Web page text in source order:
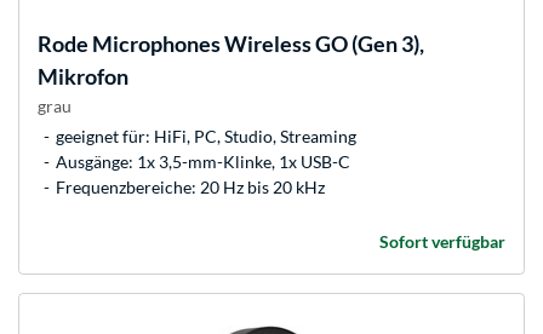
Rode MicrophonesWireless GO (Gen 3),
Mikrofon
grau
geeignet für: HiFi, PC, Studio, Streaming
Ausgänge: 1x 3,5-mm-Klinke, 1x USB-C
Frequenzbereiche: 20 Hz bis 20 kHz
Sofort verfügbar